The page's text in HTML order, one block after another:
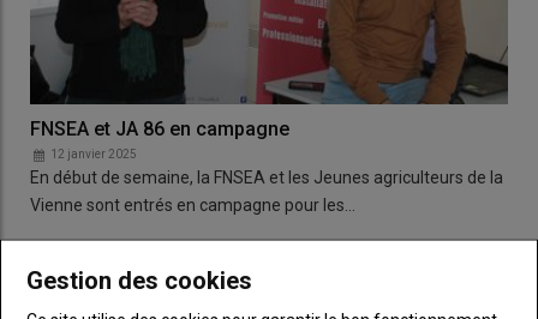
FNSEA et JA 86 en campagne
12 janvier 2025
En début de semaine, la FNSEA et les Jeunes agriculteurs de la
Vienne sont entrés en campagne pour les…
Gestion des cookies